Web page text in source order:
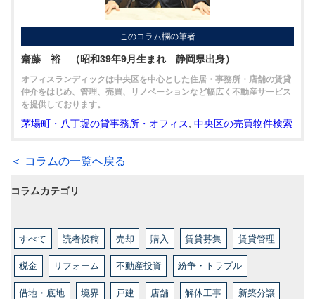
このコラム欄の筆者
齋藤 裕 （昭和39年9月生まれ 静岡県出身）
オフィスランディックは中央区を中心とした住居・事務所・店舗の賃貸
仲介をはじめ、管理、売買、リノベーションなど幅広く不動産サービス
を提供しております。
茅場町・八丁堀の貸事務所・オフィス,中央区の売買物件検索
＜ コラムの一覧へ戻る
コラムカテゴリ
すべて 読者投稿 売却 購入 賃貸募集 賃貸管理
税金 リフォーム 不動産投資 紛争・トラブル
借地・底地 境界 戸建 店舗 解体工事 新築分譲